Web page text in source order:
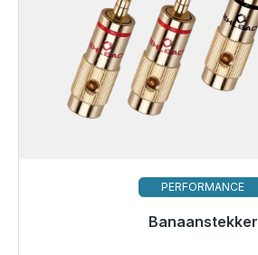
PERFORMANCE
Banaanstekker